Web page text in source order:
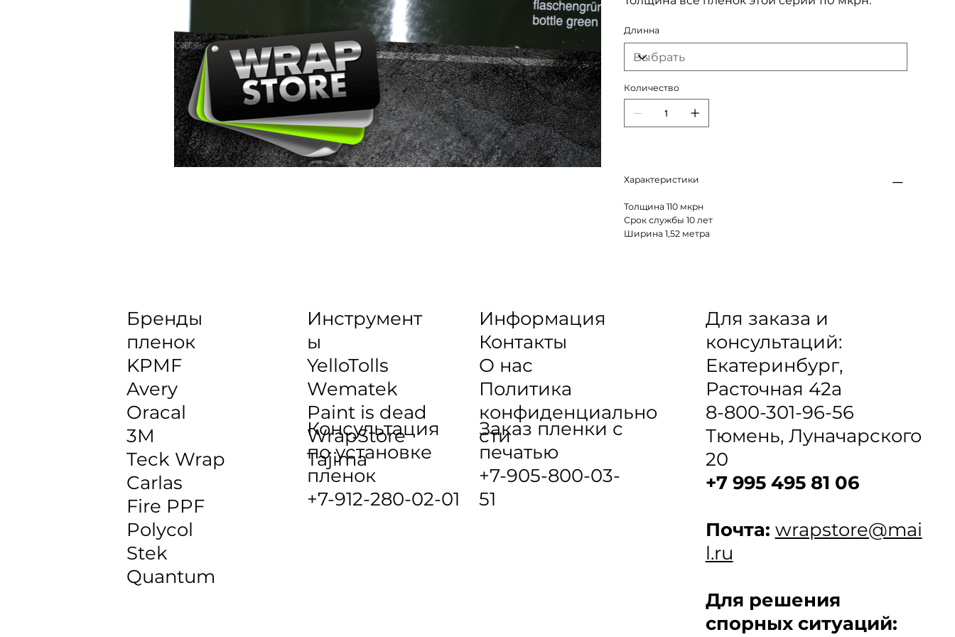
Длинна
Количество
Характеристики
Толщина 110 мкрн
Срок службы 10 лет
Ширина 1,52 метра
Бренды
пленок
KPMF
Avery
Oracal
3M
Teck Wrap
Carlas
Fire PPF
Polycol
Stek
Quantum
Инструмент
ы
YelloTolls
Wematek
Paint is dead
WrapStore
Tajima
Консультация
по установке
пленок
+7-912-280-02-01
Информация
Контакты
О нас
Политика
конфиденциально
сти
Заказ пленки с
печатью
+7-905-800-03-
51
Для заказа и
консультаций:
Екатеринбург,
Расточная 42а
8-800-301-96-56
Тюмень, Луначарского
20
+7 995 495 81 06
Почта: wrapstore@mai
l.ru
Для решения
спорных ситуаций: